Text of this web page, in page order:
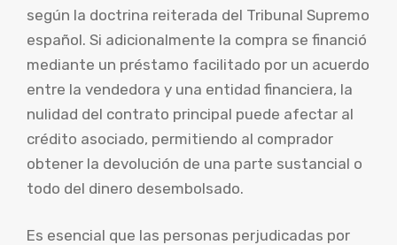
según la doctrina reiterada del Tribunal Supremo
español. Si adicionalmente la compra se financió
mediante un préstamo facilitado por un acuerdo
entre la vendedora y una entidad financiera, la
nulidad del contrato principal puede afectar al
crédito asociado, permitiendo al comprador
obtener la devolución de una parte sustancial o
todo del dinero desembolsado.
Es esencial que las personas perjudicadas por